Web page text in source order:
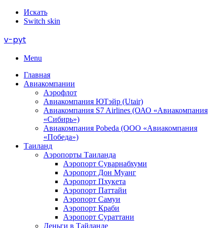
Искать
Switch skin
v-pyt
Menu
Главная
Авиакомпании
Аэрофлот
Авиакомпания ЮТэйр (Utair)
Авиакомпания S7 Airlines (ОАО «Авиакомпания
«Сибирь»)
Авиакомпания Pobeda (ООО «Авиакомпания
«Победа»)
Таиланд
Аэропорты Таиланда
Аэропорт Суварнабхуми
Аэропорт Дон Муанг
Аэропорт Пхукета
Аэропорт Паттайи
Аэропорт Самуи
Аэропорт Краби
Аэропорт Сураттани
Деньги в Тайланде